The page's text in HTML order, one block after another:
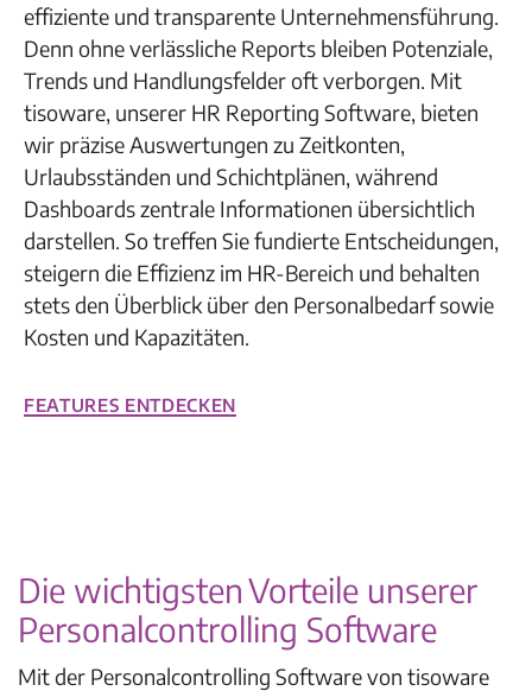
effiziente und transparente Unternehmensführung.
Denn ohne verlässliche Reports bleiben Potenziale,
Trends und Handlungsfelder oft verborgen. Mit
tisoware, unserer HR Reporting Software, bieten
wir präzise Auswertungen zu Zeitkonten,
Urlaubsständen und Schichtplänen, während
Dashboards zentrale Informationen übersichtlich
darstellen. So treffen Sie fundierte Entscheidungen,
steigern die Effizienz im HR-Bereich und behalten
stets den Überblick über den Personalbedarf sowie
Kosten und Kapazitäten.
Features entdecken
Die wichtigsten Vorteile unserer
Personalcontrolling Software
Mit der Personalcontrolling Software von tisoware